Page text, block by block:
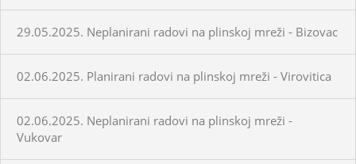
29.05.2025. Neplanirani radovi na plinskoj mreži - Bizovac
02.06.2025. Planirani radovi na plinskoj mreži - Virovitica
02.06.2025. Neplanirani radovi na plinskoj mreži -
Vukovar